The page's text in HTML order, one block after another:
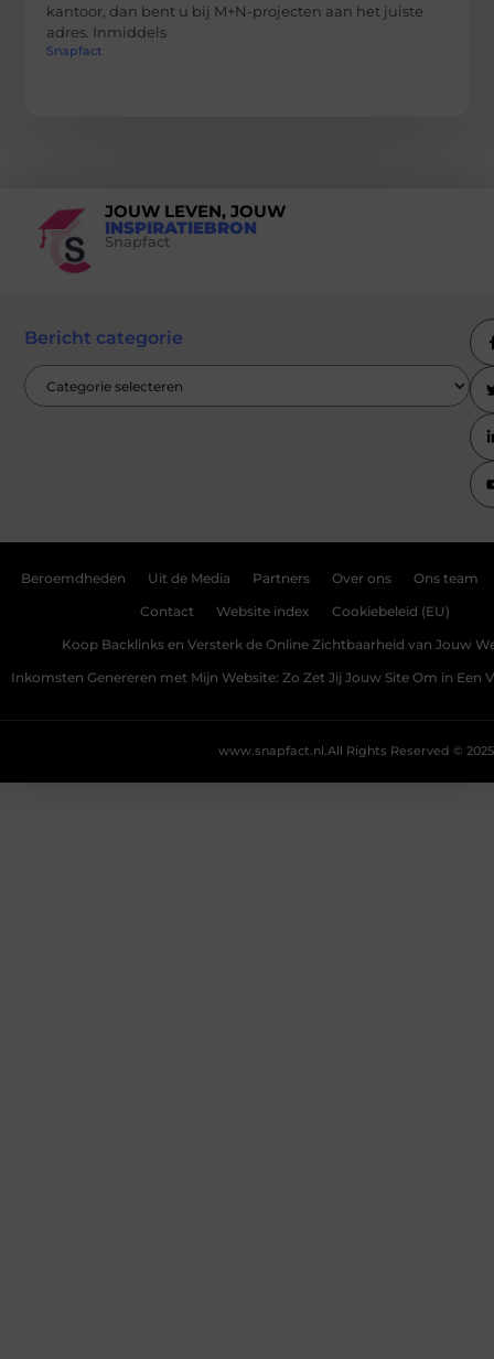
kantoor, dan bent u bij M+N-projecten aan het juiste
adres. Inmiddels
Snapfact
JOUW LEVEN, JOUW
INSPIRATIEBRON
Snapfact
Bericht categorie
Beroemdheden Uit de Media Partners Over ons Ons team
Contact Website index Cookiebeleid (EU)
Koop Backlinks en Versterk de Online Zichtbaarheid van Jouw
Inkomsten Genereren met Mijn Website: Zo Zet Jij Jouw Site Om in Een
All Rights Reserved © 2025
www.snapfact.nl.